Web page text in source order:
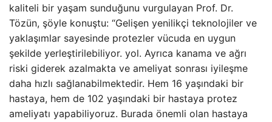
kaliteli bir yaşam sunduğunu vurgulayan Prof. Dr.
Tözün, şöyle konuştu: “Gelişen yenilikçi teknolojiler ve
yaklaşımlar sayesinde protezler vücuda en uygun
şekilde yerleştirilebiliyor. yol. Ayrıca kanama ve ağrı
riski giderek azalmakta ve ameliyat sonrası iyileşme
daha hızlı sağlanabilmektedir. Hem 16 yaşındaki bir
hastaya, hem de 102 yaşındaki bir hastaya protez
ameliyatı yapabiliyoruz. Burada önemli olan hastaya